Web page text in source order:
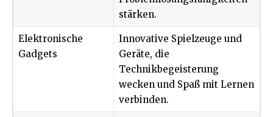
stärken.
Elektronische
Gadgets
Innovative Spielzeuge und
Geräte, die
Technikbegeisterung
wecken und Spaß mit Lernen
verbinden.